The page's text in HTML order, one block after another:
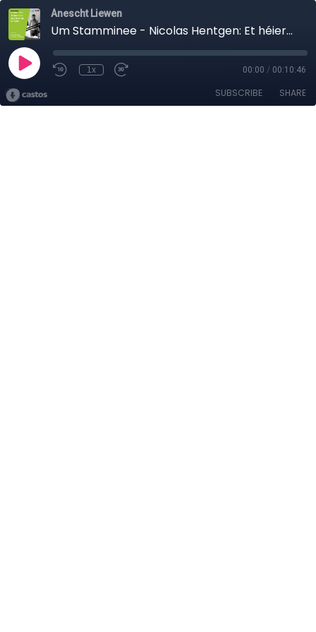
Anescht Liewen
Um Stamminee - Nicolas Hentgen: Et héiert een scho laang näischt méi vum Greta!
1x 00:00 / 00:10:46
SUBSCRIBE SHARE